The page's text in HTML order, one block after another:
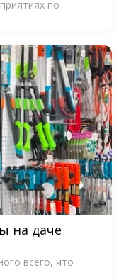
по
на даче
всего, что